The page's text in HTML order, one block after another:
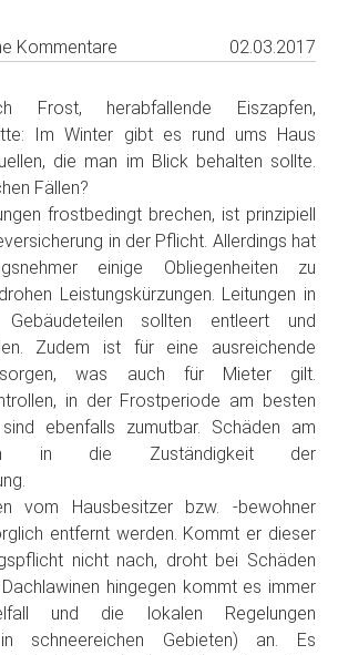
Kommentare 02.03.2017
Frost, herabfallende Eiszapfen,
Im Winter gibt es rund ums Haus
die man im Blick behalten sollte.
Fällen?
frostbedingt brechen, ist prinzipiell
in der Pflicht. Allerdings hat
einige Obliegenheiten zu
Leistungskürzungen. Leitungen in
sollten entleert und
Zudem ist für eine ausreichende
was auch für Mieter gilt.
in der Frostperiode am besten
ebenfalls zumutbar. Schäden am
in die Zuständigkeit der
vom Hausbesitzer bzw. -bewohner
entfernt werden. Kommt er dieser
nicht nach, droht bei Schäden
hingegen kommt es immer
und die lokalen Regelungen
schneereichen Gebieten) an. Es